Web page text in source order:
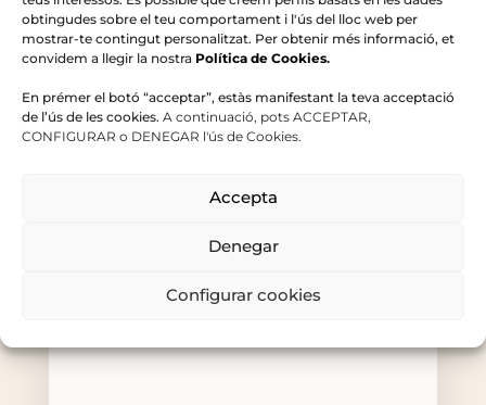
obtingudes sobre el teu comportament i l'ús del lloc web per
mostrar-te contingut personalitzat. Per obtenir més informació, et
convidem a llegir la nostra Política de Cookies.
En prémer el botó “acceptar”, estàs manifestant la teva acceptació
de l’ús de les cookies. A continuació, pots ACCEPTAR,
CONFIGURAR o DENEGAR l'ús de Cookies.
Accepta
Denegar
Configurar cookies
Cata de 3 vins i aperitiu amb productes
Total de persones
El nombre total de persones per a la reserva